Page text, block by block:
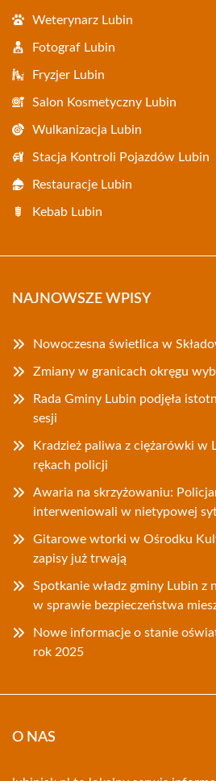
Weterynarz Lubin
Fotograf Lubin
Fryzjer Lubin
Salon Kosmetyczny Lubin
Wulkanizacja Lubin
Stacja Kontroli Pojazdów Lubin
Restauracje Lubin
Kebab Lubin
NAJNOWSZE WPISY
Nowoczesna świetlica w
Zmiany w granicach okręgu
Rada Gminy Lubin podjęła
sesji
Kradzież paliwa z ciężarówki w
rękach policji
Awaria na skrzyżowaniu:
interweniowali w nietypowej
Gitarowe wtorki w Ośrodku
zapisy już trwają
Spotkanie władz gminy Lubin z
w sprawie bezpieczeństwa
Nowe informacje o stanie
rok 2025
O NAS